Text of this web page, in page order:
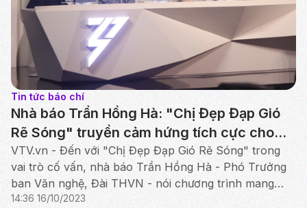
Tin tức báo chí
Nhà báo Trần Hồng Hà: "Chị Đẹp Đạp Gió
Rẽ Sóng" truyền cảm hứng tích cực cho
mọi người
VTV.vn - Đến với "Chị Đẹp Đạp Gió Rẽ Sóng" trong
vai trò cố vấn, nhà báo Trần Hồng Hà - Phó Trưởng
ban Văn nghệ, Đài THVN - nói chương trình mang
đến cho chị năng lượng tích cực.
14:36 16/10/2023